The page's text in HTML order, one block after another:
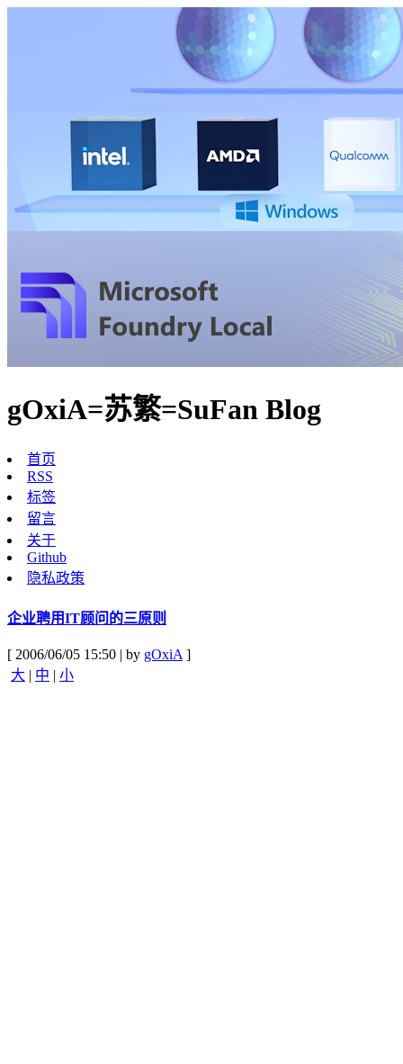
gOxiA=苏繁=SuFan Blog
首页
RSS
标签
留言
关于
Github
隐私政策
企业聘用IT顾问的三原则
[ 2006/06/05 15:50 | by gOxiA]
大 | 中 | 小